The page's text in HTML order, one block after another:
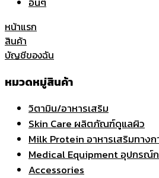
หน้าแรก
สินค้า
บัญชีของฉัน
หมวดหมู่สินค้า
วิตามิน/อาหารเสริม
Skin Care ผลิตภัณฑ์ดูแลผิว
Milk Protein อาหารเสริมทาง
Medical Equipment อุปกรณ์
Accessories